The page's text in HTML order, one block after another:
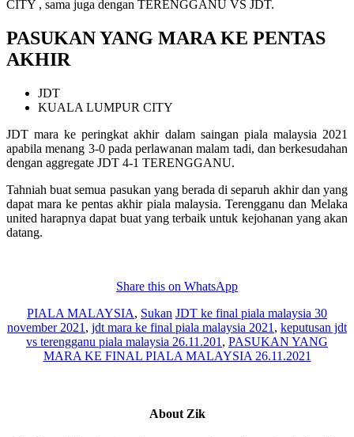
CITY , sama juga dengan TERENGGANU VS JDT.
PASUKAN YANG MARA KE PENTAS
AKHIR
JDT
KUALA LUMPUR CITY
JDT mara ke peringkat akhir dalam saingan piala malaysia 2021
apabila menang 3-0 pada perlawanan malam tadi, dan berkesudahan
dengan aggregate JDT 4-1 TERENGGANU.
Tahniah buat semua pasukan yang berada di separuh akhir dan yang
dapat mara ke pentas akhir piala malaysia. Terengganu dan Melaka
united harapnya dapat buat yang terbaik untuk kejohanan yang akan
datang.
Share this on WhatsApp
PIALA MALAYSIA, Sukan JDT ke final piala malaysia 30
november 2021 , jdt mara ke final piala malaysia 2021 , keputusan jdt
vs terengganu piala malaysia 26.11.201 , PASUKAN YANG
MARA KE FINAL PIALA MALAYSIA 26.11.2021
About Zik